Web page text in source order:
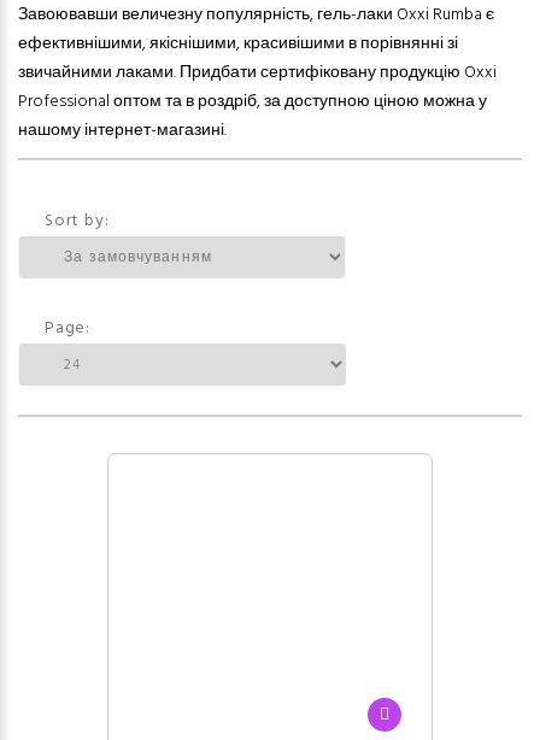
Завоювавши величезну популярність, гель-лаки Oxxi Rumba є
ефективнішими, якіснішими, красивішими в порівнянні зі
звичайними лаками. Придбати сертифіковану продукцію Oxxi
Professional оптом та в роздріб, за доступною ціною можна у
нашому інтернет-магазині.
Sort by:
Page: